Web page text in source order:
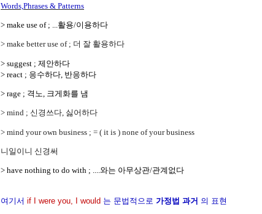
Words,Phrases & Patterns
> make use of ; ...활용/이용하다
> make better use of ; 더 잘 활용하다
> suggest ; 제안하다
> react ; 응수하다, 반응하다
> rage ; 격노, 크게화를 냄
> mind ; 신경쓰다, 싫어하다
> mind your own business ; = ( it is ) none of your business
니일이니 신경써
> have nothing to do with ; ....와는 아무상관/관계없다
여기서 if I were you, I would 는 문법적으로 가정법 과거 의 표현